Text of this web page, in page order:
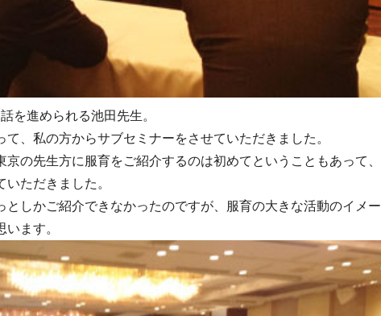
を進められる池田先生。
て、私の方からサブセミナーをさせていただきました。
の先生方に服育をご紹介するのは初めてということもあって、
いただきました。
としかご紹介できなかったのですが、服育の大きな活動のイメー
ます。